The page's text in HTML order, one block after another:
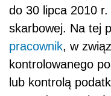
do 30 lipca 2010
skarbowej. Na tej
pracownik, w
kontrolowanego
lub kontrolą